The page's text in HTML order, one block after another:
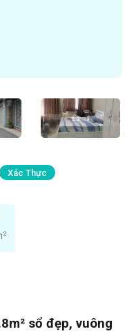
Xác Thực
sổ đẹp, vuông